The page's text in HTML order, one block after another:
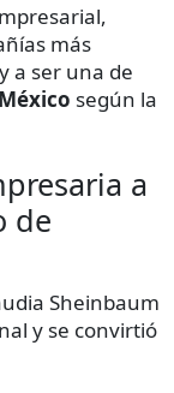
más
a ser una de
según la
a
de
Sheinbaum
y se convirtió